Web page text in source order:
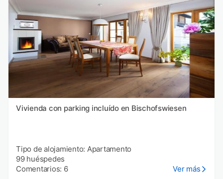
Vivienda con parking incluído en Bischofswiesen
Tipo de alojamiento: Apartamento
99 huéspedes
Comentarios: 6
Ver más